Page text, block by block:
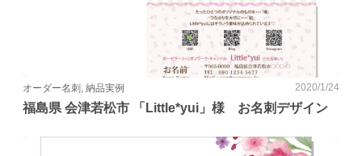
オーダー名刺, 納品実例 2020/1/24
福島県 会津若松市 「Little*yui」様 お名刺デザイン